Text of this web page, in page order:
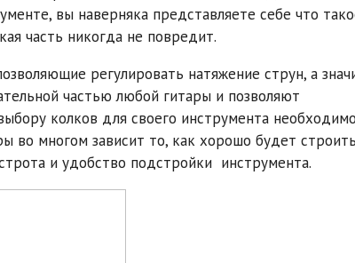
вы наверняка представляете себе что
часть никогда не повредит.
регулировать натяжение струн, а
частью любой гитары и позволяют
колков для своего инструмента необходимо
во многом зависит то, как хорошо будет строить
и удобство подстройки инструмента.